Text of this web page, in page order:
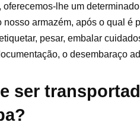
lhe um
armazém, após o qual é
pesar, embalar
o desembaraço
ser